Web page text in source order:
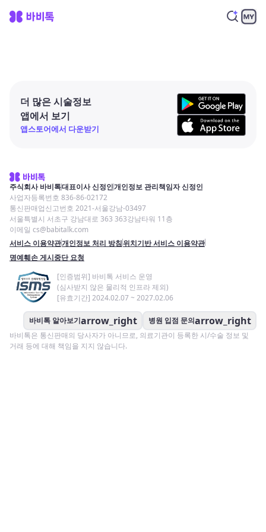
더 많은 시술정보
앱에서 보기
앱스토어에서 다운받기
주식회사 바비톡대표이사 신정인개인정보 관리책임자 신정인
사업자등록번호 836-86-02172
통신판매업신고번호 2021-서울강남-03497
서울특별시 서초구 강남대로 363 363강남타워 11층
이메일 cs@babitalk.com
서비스 이용약관개인정보 처리 방침위치기반 서비스 이용약관
명예훼손 게시중단 요청
[인증범위] 바비톡 서비스 운영
(심사받지 않은 물리적 인프라 제외)
[유효기간] 2024.02.07 ~ 2027.02.06
바비톡 알아보기arrow_right 병원 입점 문의arrow_right
바비톡은 통신판매의 당사자가 아니므로, 의료기관이 등록한 시/수술 정보 및
거래 등에 대해 책임을 지지 않습니다.